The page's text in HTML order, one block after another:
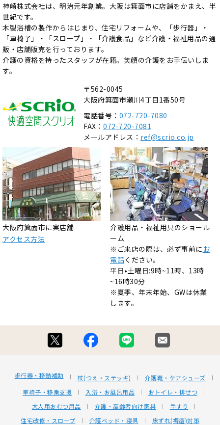
神崎株式会社は、明治元年創業。大阪は箕面市に店舗をかまえ、半
世紀です。
木製浴槽の製作からはじまり、住宅リフォームや、「歩行器」・
「車椅子」・「スロープ」・「介護食品」など介護・福祉用品の通
販・店舗販売を行っております。
介護の資格を持ったスタッフが在籍。笑顔の介護をお手伝いしま
す。
〒562-0045
大阪府箕面市瀬川4丁目1番50号
電話番号： 072-720-7080
FAX： 072-720-7081
メールアドレス： ref@scrio.co.jp
大阪府箕面市に実店舗
アクセス方法
介護用品・福祉用具のショール
ーム
※ご来店の際は、必ず事前に お
電話ください。
平日•土曜日:9時~11時、13時
~16時30分
※夏季、年末年始、GWは休業
します。
歩行器・移動補助 杖(つえ・ステッキ)
介護靴・ケアシューズ
車椅子・移乗支援
入浴・お風呂用品
おトイレ・排せつ
大人用おむつ用品
介護・高齢者向け家具
手すり
住宅改修・スロープ
介護ベッド・寝具 床ずれ(褥瘡)対策